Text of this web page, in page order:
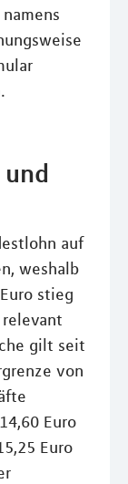
auf
weshalb
stieg
gilt seit
von
Euro
Euro